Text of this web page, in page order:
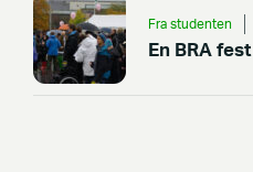
Fra studenten
En BRA fest